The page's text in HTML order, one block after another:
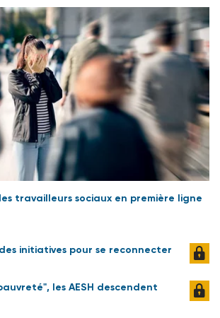
travailleurs sociaux en première ligne
initiatives pour se reconnecter
les AESH descendent